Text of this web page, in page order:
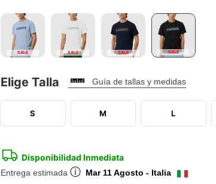
SALE SALE SALE SALE
Elige Talla Guía de tallas y medidas
S M L
Disponibilidad Inmediata
Entrega estimada ⓘ Mar 11 Agosto - Italia